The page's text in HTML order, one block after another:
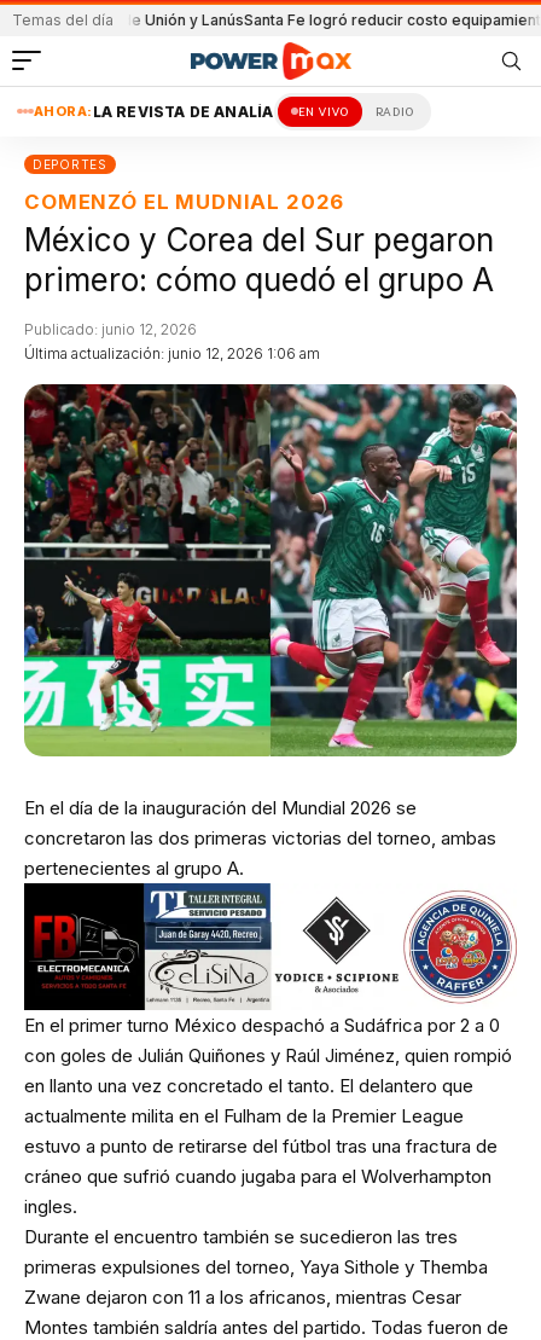
Temas del día
de Unión y LanúsSanta Fe logró reducir costo equipamiento
AHORA: LA REVISTA DE ANALÍA EN VIVO RADIO
DEPORTES
COMENZÓ EL MUDNIAL 2026
México y Corea del Sur pegaron
primero: cómo quedó el grupo A
Última actualización: junio 12, 2026 1:06 am
Publicado: junio 12, 2026
En el día de la inauguración del Mundial 2026 se
concretaron las dos primeras victorias del torneo, ambas
pertenecientes al grupo A.
En el primer turno México despachó a Sudáfrica por 2 a 0
con goles de Julián Quiñones y Raúl Jiménez, quien rompió
en llanto una vez concretado el tanto. El delantero que
actualmente milita en el Fulham de la Premier League
estuvo a punto de retirarse del fútbol tras una fractura de
cráneo que sufrió cuando jugaba para el Wolverhampton
ingles.
Durante el encuentro también se sucedieron las tres
primeras expulsiones del torneo, Yaya Sithole y Themba
Zwane dejaron con 11 a los africanos, mientras Cesar
Montes también saldría antes del partido. Todas fueron de